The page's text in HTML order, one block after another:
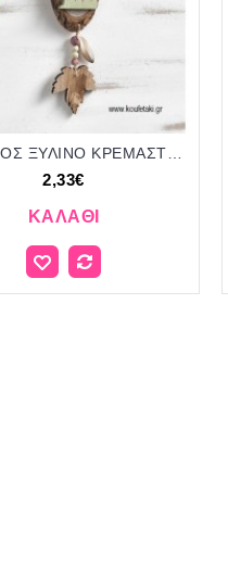
2,33€
ΚΑΛΆΘΙ